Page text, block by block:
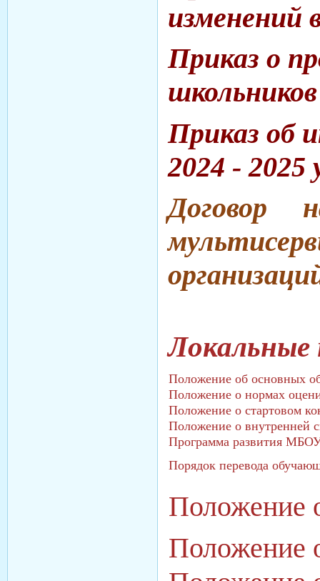
изменений
Приказ о
Приказ об
2024 - 2025
Договор
Положение об основных
Положение о нормах
Положение о стартовом
Положение о внутренней
Программа развития
Порядок перевода
Положение
Положение